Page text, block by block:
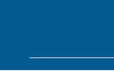
MEIOS DE
Objetivos: